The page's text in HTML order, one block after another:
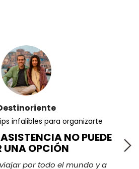
infalibles para organizarte
NO PUEDE
UNA OPCIÓN
viajar por todo el mundo y a